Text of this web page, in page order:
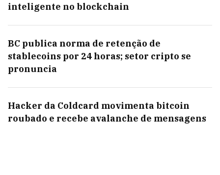
inteligente no blockchain
BC publica norma de retenção de
stablecoins por 24 horas; setor cripto se
pronuncia
Hacker da Coldcard movimenta bitcoin
roubado e recebe avalanche de mensagens